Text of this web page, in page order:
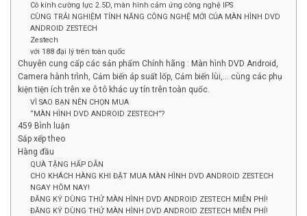
Có kính cường lực 2.5D, màn hình cảm ứng công nghệ IPS
CÙNG TRẢI NGHIỆM TÍNH NĂNG CÔNG NGHỆ MỚI CỦA MÀN HÌNH DVD
ANDROID ZESTECH
Zestech
với 188 đại lý trên toàn quốc
Chuyên cung cấp các sản phẩm Chính hãng : Màn hình DVD Android,
Camera hành trình, Cảm biến áp suất lốp, Cảm biến lùi,… cùng các phụ
kiện tiện ích trên xe ô tô khác uy tín trên toàn quốc.
VÌ SAO BẠN NÊN CHỌN MUA
“MÀN HÌNH DVD ANDROID ZESTECH”?
459 Bình luận
Sắp xếp theo
Hàng đầu
QUÀ TẶNG HẤP DẪN
CHO KHÁCH HÀNG KHI ĐẶT MUA MÀN HÌNH DVD ANDROID ZESTECH
NGAY HÔM NAY!
ĐĂNG KÝ DÙNG THỬ MÀN HÌNH DVD ANDROID ZESTECH MIỄN PHÍ!
ĐĂNG KÝ DÙNG THỬ MÀN HÌNH DVD ANDROID ZESTECH MIỄN PHÍ!